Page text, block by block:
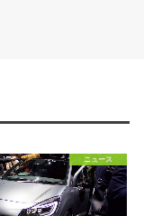
ニュース